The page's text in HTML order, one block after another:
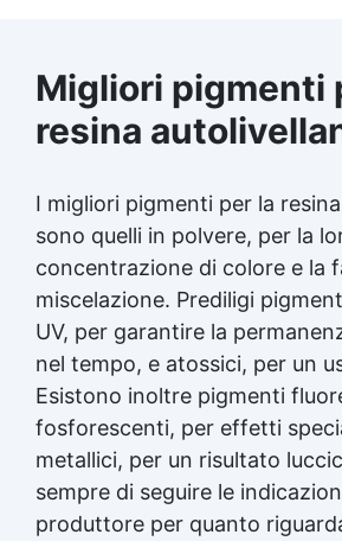
Migliori pigmenti
resina
I migliori pigmenti per la
sono quelli in polvere, per la
concentrazione di colore e la
miscelazione. Prediligi
UV, per garantire la
nel tempo, e atossici, per un
Esistono inoltre pigmenti
fosforescenti, per effetti
metallici, per un risultato
sempre di seguire le
produttore per quanto